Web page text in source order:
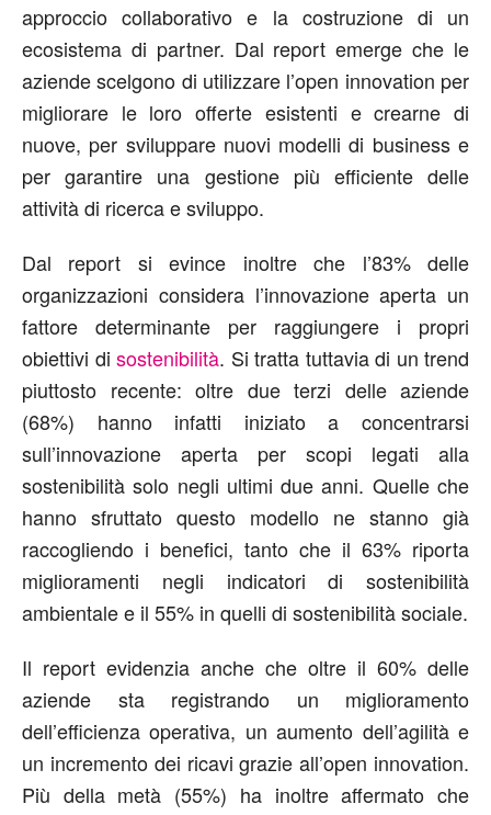
approccio collaborativo e la costruzione di un
ecosistema di partner. Dal report emerge che le
aziende scelgono di utilizzare l’open innovation per
migliorare le loro offerte esistenti e crearne di
nuove, per sviluppare nuovi modelli di business e
per garantire una gestione più efficiente delle
attività di ricerca e sviluppo.
Dal report si evince inoltre che l’83% delle
organizzazioni considera l’innovazione aperta un
fattore determinante per raggiungere i propri
obiettivi di sostenibilità. Si tratta tuttavia di un trend
piuttosto recente: oltre due terzi delle aziende
(68%) hanno infatti iniziato a concentrarsi
sull’innovazione aperta per scopi legati alla
sostenibilità solo negli ultimi due anni. Quelle che
hanno sfruttato questo modello ne stanno già
raccogliendo i benefici, tanto che il 63% riporta
miglioramenti negli indicatori di sostenibilità
ambientale e il 55% in quelli di sostenibilità sociale.
Il report evidenzia anche che oltre il 60% delle
aziende sta registrando un miglioramento
dell’efficienza operativa, un aumento dell’agilità e
un incremento dei ricavi grazie all’open innovation.
Più della metà (55%) ha inoltre affermato che